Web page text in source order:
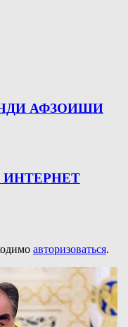
АФЗОИШИ
авторизоваться.